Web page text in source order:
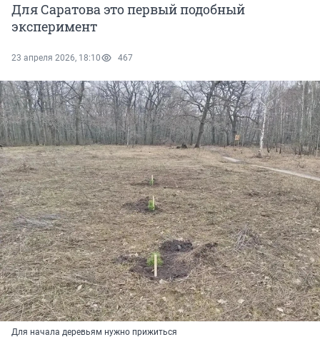
Для Саратова это первый подобный
эксперимент
23 апреля 2026, 18:10 467
Для начала деревьям нужно прижиться